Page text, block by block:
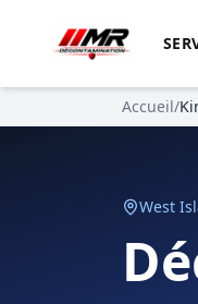
Accueil/
West